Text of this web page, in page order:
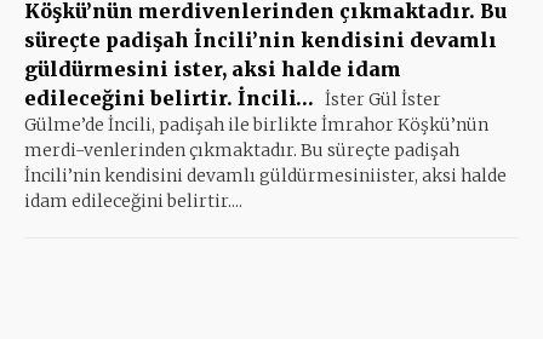
Köşkü’nün merdivenlerinden çıkmaktadır. Bu
süreçte padişah İncili’nin kendisini devamlı
güldürmesini ister, aksi halde idam
edileceğini belirtir. İncili… İster Gül İster
Gülme’de İncili, padişah ile birlikte İmrahor Köşkü’nün
merdi-venlerinden çıkmaktadır. Bu süreçte padişah
İncili’nin kendisini devamlı güldürmesiniister, aksi halde
idam edileceğini belirtir....